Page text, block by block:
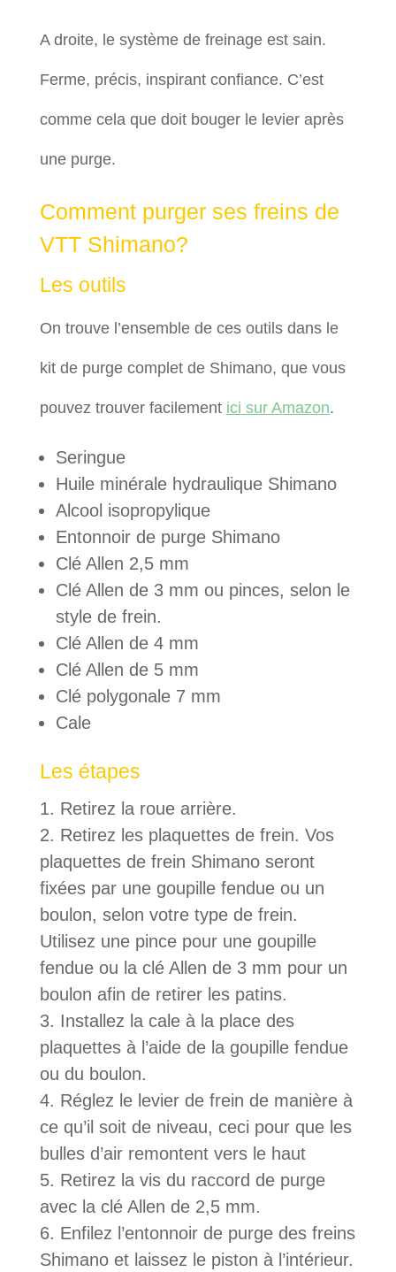
A droite, le système de freinage est sain.
Ferme, précis, inspirant confiance. C’est
comme cela que doit bouger le levier après
une purge.
Comment purger ses freins de
VTT Shimano?
Les outils
On trouve l’ensemble de ces outils dans le
kit de purge complet de Shimano, que vous
pouvez trouver facilement ici sur Amazon.
Seringue
Huile minérale hydraulique Shimano
Alcool isopropylique
Entonnoir de purge Shimano
Clé Allen 2,5 mm
Clé Allen de 3 mm ou pinces, selon le
style de frein.
Clé Allen de 4 mm
Clé Allen de 5 mm
Clé polygonale 7 mm
Cale
Les étapes
Retirez la roue arrière.
Retirez les plaquettes de frein. Vos
plaquettes de frein Shimano seront
fixées par une goupille fendue ou un
boulon, selon votre type de frein.
Utilisez une pince pour une goupille
fendue ou la clé Allen de 3 mm pour un
boulon afin de retirer les patins.
Installez la cale à la place des
plaquettes à l’aide de la goupille fendue
ou du boulon.
Réglez le levier de frein de manière à
ce qu’il soit de niveau, ceci pour que les
bulles d’air remontent vers le haut
Retirez la vis du raccord de purge
avec la clé Allen de 2,5 mm.
Enfilez l’entonnoir de purge des freins
Shimano et laissez le piston à l’intérieur.